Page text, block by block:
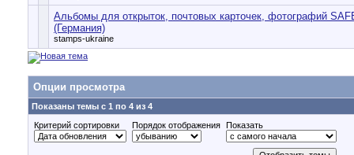
Альбомы для открыток, почтовых карточек, фотографий
(Германия)
stamps-ukraine
Опции просмотра
Показаны темы с 1 по 4 из 4
Критерий сортировки
Порядок отображения Показать